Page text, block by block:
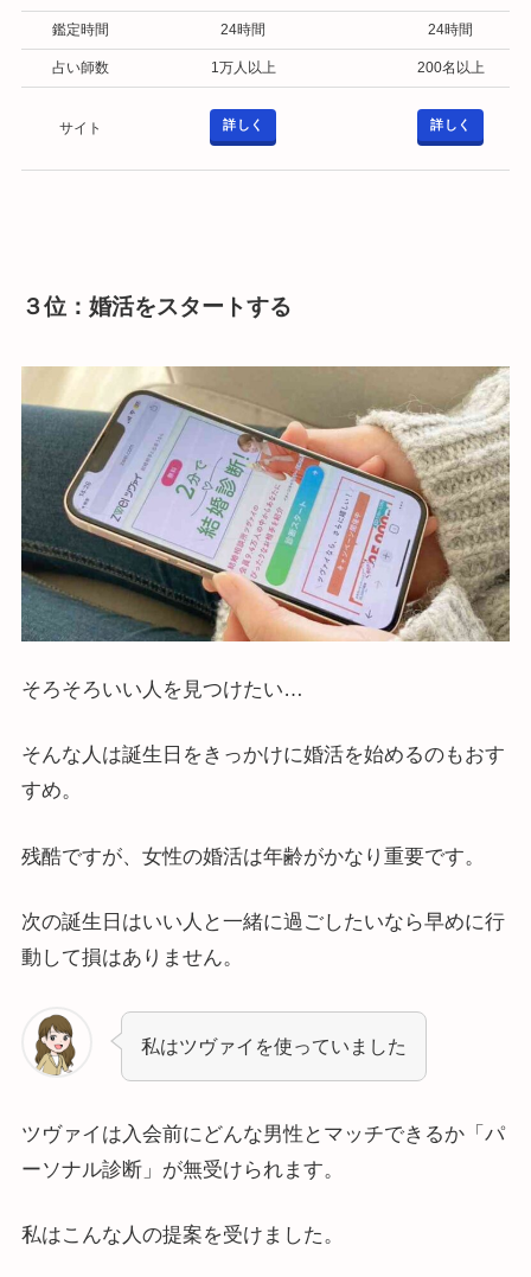
鑑定時間 24時間 24時間
占い師数 1万人以上 200名以上
サイト 詳しく 詳しく
３位：婚活をスタートする
そろそろいい人を見つけたい…
そんな人は誕生日をきっかけに婚活を始めるのもおす
すめ。
残酷ですが、女性の婚活は年齢がかなり重要です。
次の誕生日はいい人と一緒に過ごしたいなら早めに行
動して損はありません。
私はツヴァイを使っていました
ツヴァイは入会前にどんな男性とマッチできるか「パ
ーソナル診断」が無受けられます。
私はこんな人の提案を受けました。